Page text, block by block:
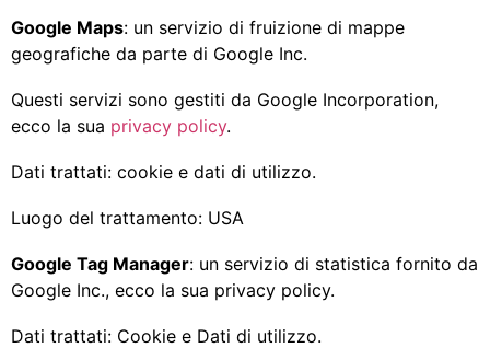
Google Maps: un servizio di fruizione di mappe
geografiche da parte di Google Inc.
Questi servizi sono gestiti da Google Incorporation,
ecco la sua privacy policy.
Dati trattati: cookie e dati di utilizzo.
Luogo del trattamento: USA
Google Tag Manager: un servizio di statistica fornito da
Google Inc., ecco la sua privacy policy.
Dati trattati: Cookie e Dati di utilizzo.